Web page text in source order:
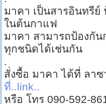
มาคา เป็นสารอินทรีย์
ในต้นกาแฟ
มาคา สามารถป้องกัน
ทุกชนิดได้เช่นกัน
.
สั่งซื้อ มาคา ได้ที่ ลา
ที่..link..
หรือ โทร 090-592-